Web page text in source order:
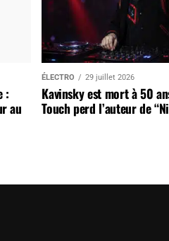
:
au
ÉLECTRO 29 juillet 2026
Kavinsky est mort à 50
Touch perd l’auteur de